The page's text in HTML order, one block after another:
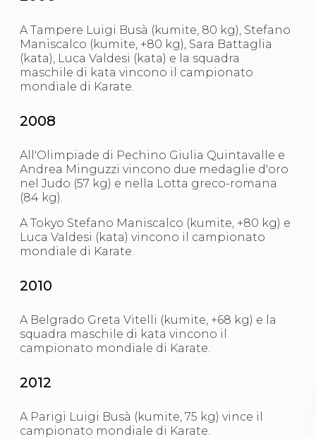
A Tampere Luigi Busà (kumite, 80 kg), Stefano
Maniscalco (kumite, +80 kg), Sara Battaglia
(kata), Luca Valdesi (kata) e la squadra
maschile di kata vincono il campionato
mondiale di Karate.
2008
All'Olimpiade di Pechino Giulia Quintavalle e
Andrea Minguzzi vincono due medaglie d'oro
nel Judo (57 kg) e nella Lotta greco-romana
(84 kg).
A Tokyo Stefano Maniscalco (kumite, +80 kg) e
Luca Valdesi (kata) vincono il campionato
mondiale di Karate.
2010
A Belgrado Greta Vitelli (kumite, +68 kg) e la
squadra maschile di kata vincono il
campionato mondiale di Karate.
2012
A Parigi Luigi Busà (kumite, 75 kg) vince il
campionato mondiale di Karate.